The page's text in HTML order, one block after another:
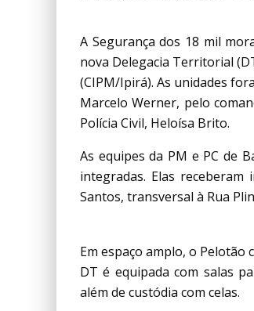
A Segurança dos 18 mil
nova Delegacia Territorial
(CIPM/Ipirá). As unidades
Marcelo Werner, pelo
Polícia Civil, Heloísa Brito.
As equipes da PM e PC de
integradas. Elas
Santos, transversal à Rua
Em espaço amplo, o Pelotão
DT é equipada com salas
além de custódia com celas.